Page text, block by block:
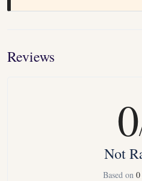
Reviews
0
Not
Based on